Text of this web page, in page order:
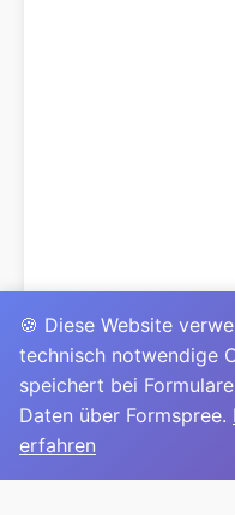
🍪 Diese Website
technisch notwendige
speichert bei
Daten über Formspree.
erfahren